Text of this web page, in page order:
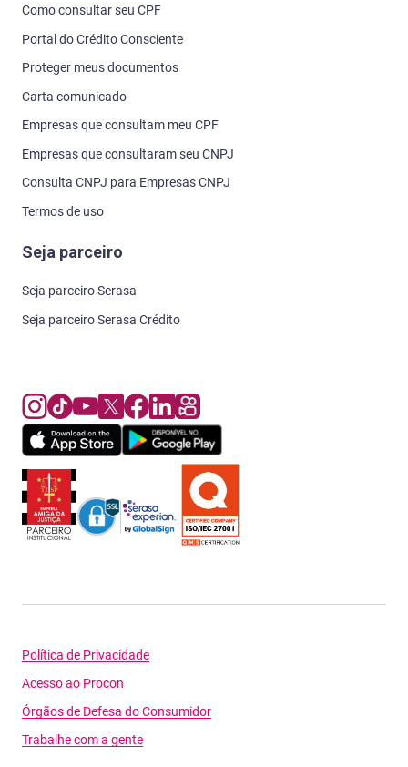
Como consultar seu CPF
Portal do Crédito Consciente
Proteger meus documentos
Carta comunicado
Empresas que consultam meu CPF
Empresas que consultaram seu CNPJ
Consulta CNPJ para Empresas CNPJ
Termos de uso
Seja parceiro
Seja parceiro Serasa
Seja parceiro Serasa Crédito
Política de Privacidade
Acesso ao Procon
Órgãos de Defesa do Consumidor
Trabalhe com a gente